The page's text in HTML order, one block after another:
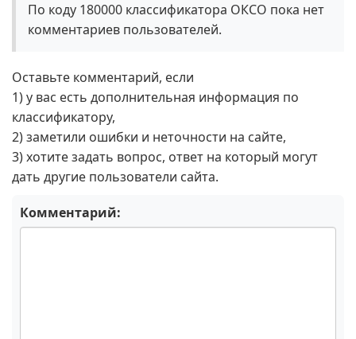
По коду 180000 классификатора ОКСО пока нет
комментариев пользователей.
Оставьте комментарий, если
1) у вас есть дополнительная информация по
классификатору,
2) заметили ошибки и неточности на сайте,
3) хотите задать вопрос, ответ на который могут
дать другие пользователи сайта.
Комментарий: